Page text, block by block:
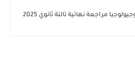
مراجعة نهائية تالتة ثانوي 2025